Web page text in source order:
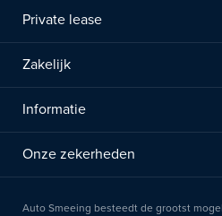
Private lease
Zakelijk
Informatie
Onze zekerheden
Auto Smeeing besteedt de grootst